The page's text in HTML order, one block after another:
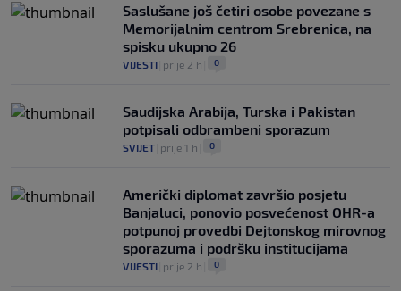
Saslušane još četiri osobe povezane s
Memorijalnim centrom Srebrenica, na
spisku ukupno 26
VIJESTI prije 2 h 0
Saudijska Arabija, Turska i Pakistan
potpisali odbrambeni sporazum
SVIJET prije 1 h 0
Američki diplomat završio posjetu
Banjaluci, ponovio posvećenost OHR-a
potpunoj provedbi Dejtonskog mirovnog
sporazuma i podršku institucijama
VIJESTI prije 2 h 0